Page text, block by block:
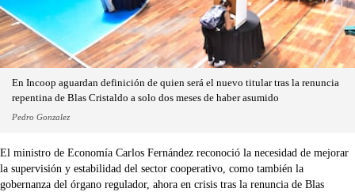
En Incoop aguardan definición de quien será el nuevo titular tras la renuncia
repentina de Blas Cristaldo a solo dos meses de haber asumido
Pedro Gonzalez
El ministro de Economía Carlos Fernández reconoció la necesidad de mejorar
la supervisión y estabilidad del sector cooperativo, como también la
gobernanza del órgano regulador, ahora en crisis tras la renuncia de Blas